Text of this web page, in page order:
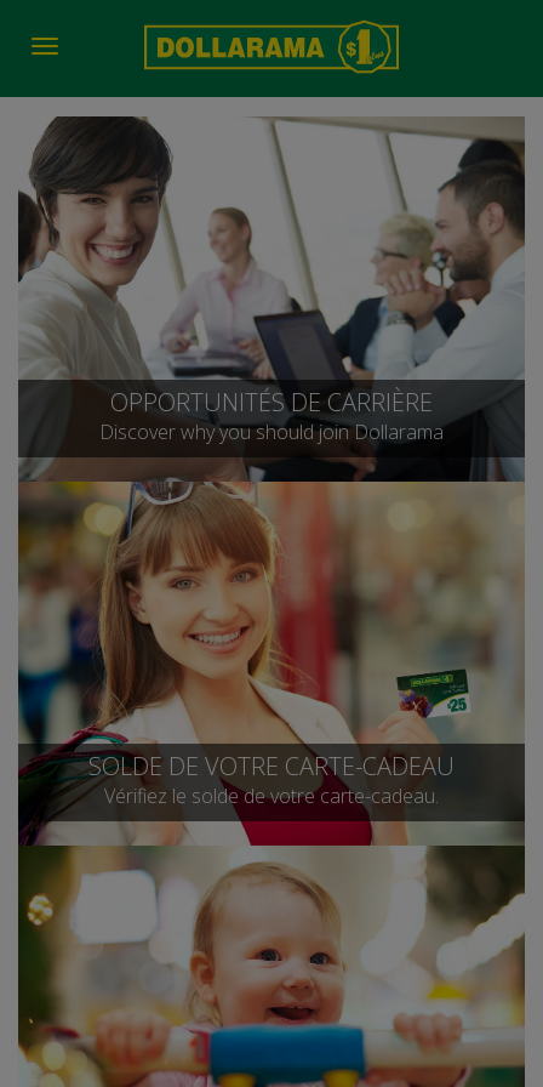
Toggle
OPPORTUNITÉS DE CARRIÈRE
Discover why you should join Dollarama
SOLDE DE VOTRE CARTE-CADEAU
Vérifiez le solde de votre carte-cadeau.